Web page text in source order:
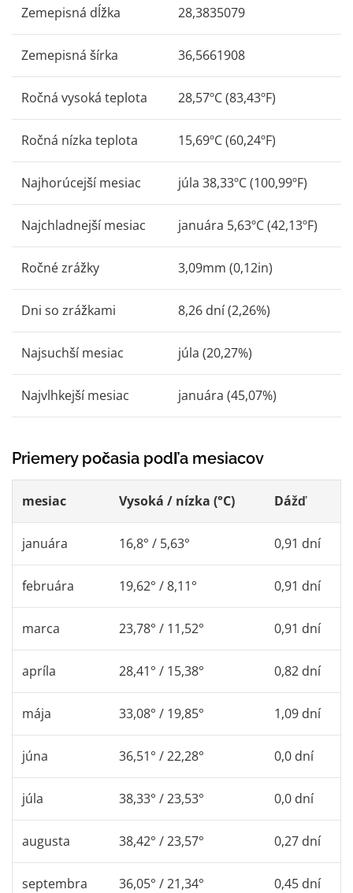
Zemepisná dĺžka 28,3835079
Zemepisná šírka 36,5661908
Ročná vysoká teplota 28,57ºC (83,43ºF)
Ročná nízka teplota 15,69ºC (60,24ºF)
Najhorúcejší mesiac júla 38,33ºC (100,99ºF)
Najchladnejší mesiac januára 5,63ºC (42,13ºF)
Ročné zrážky 3,09mm (0,12in)
Dni so zrážkami 8,26 dní (2,26%)
Najsuchší mesiac júla (20,27%)
Najvlhkejší mesiac januára (45,07%)
Priemery počasia podľa mesiacov
mesiac Vysoká / nízka (°C) Dážď
januára 16,8° / 5,63° 0,91 dní
februára 19,62° / 8,11° 0,91 dní
marca 23,78° / 11,52° 0,91 dní
apríla 28,41° / 15,38° 0,82 dní
mája 33,08° / 19,85° 1,09 dní
júna 36,51° / 22,28° 0,0 dní
júla 38,33° / 23,53° 0,0 dní
augusta 38,42° / 23,57° 0,27 dní
septembra 36,05° / 21,34° 0,45 dní